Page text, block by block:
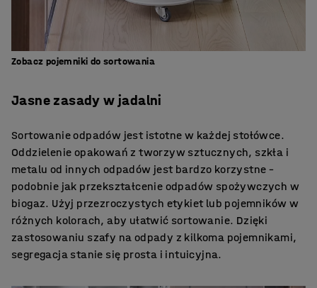
Zobacz pojemniki do sortowania
Jasne zasady w jadalni
Sortowanie odpadów jest istotne w każdej stołówce.
Oddzielenie opakowań z tworzyw sztucznych, szkła i
metalu od innych odpadów jest bardzo korzystne –
podobnie jak przekształcenie odpadów spożywczych w
biogaz. Użyj przezroczystych etykiet lub pojemników w
różnych kolorach, aby ułatwić sortowanie. Dzięki
zastosowaniu szafy na odpady z kilkoma pojemnikami,
segregacja stanie się prosta i intuicyjna.